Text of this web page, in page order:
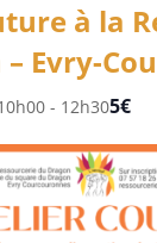
à la
Evry-
- 12h305€